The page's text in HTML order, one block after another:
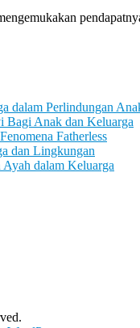
dalam Perlindungan
Bagi Anak dan Keluarga
Fatherless
dan Lingkungan
Ayah dalam Keluarga